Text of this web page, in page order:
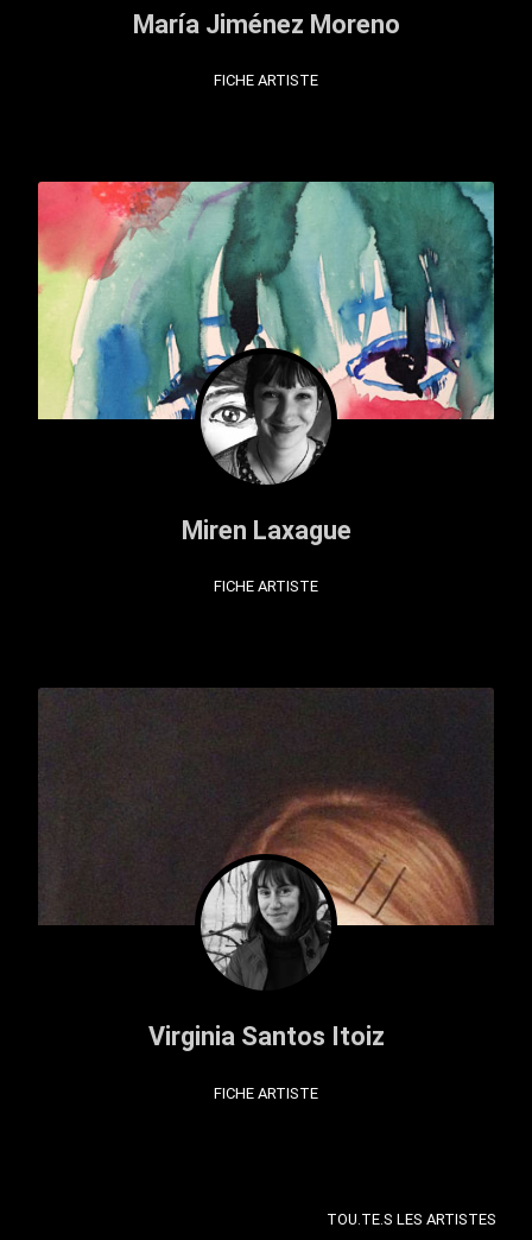
María Jiménez Moreno
FICHE ARTISTE
Miren Laxague
FICHE ARTISTE
Virginia Santos Itoiz
FICHE ARTISTE
TOU.TE.S LES ARTISTES